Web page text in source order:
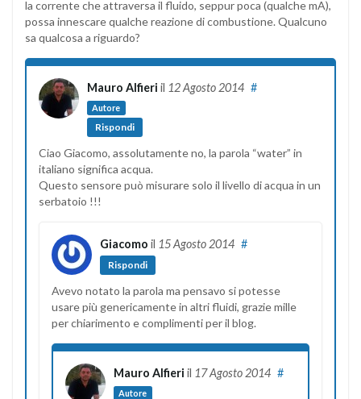
la corrente che attraversa il fluido, seppur poca (qualche mA),
possa innescare qualche reazione di combustione. Qualcuno
sa qualcosa a riguardo?
Mauro Alfieri il 12 Agosto 2014
Autore
#
Rispondi
Ciao Giacomo, assolutamente no, la parola “water” in
italiano significa acqua.
Questo sensore può misurare solo il livello di acqua in un
serbatoio !!!
Giacomo il 15 Agosto 2014 #
Rispondi
Avevo notato la parola ma pensavo si potesse
usare più genericamente in altri fluidi, grazie mille
per chiarimento e complimenti per il blog.
Mauro Alfieri il 17 Agosto 2014
Autore
#